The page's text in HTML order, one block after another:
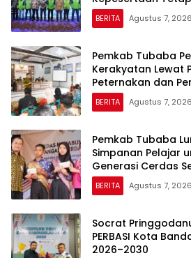
BERITA Agustus 7, 2026
Pemkab Tubaba
Kerakyatan Lewat
Peternakan dan
BERITA Agustus 7, 2026
Pemkab Tubaba
Simpanan Pelajar
Generasi Cerdas
BERITA Agustus 7, 2026
Socrat
PERBASI Kota
2026–2030